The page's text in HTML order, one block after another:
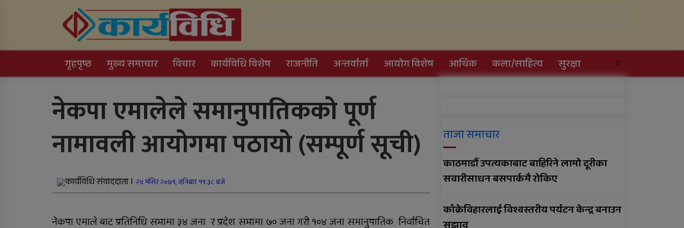
Online News Portal
गृहपृष्ठ
मुख्य समाचार विचार कार्यविधि विशेष राजनीति अन्तर्वार्ता आयोग विशेष आर्थिक कला/साहित्य सुरक्षा
काठमाडौं उपत्यकाबाट
बाहिरिने लामो दूरीका
सवारीसाधन बसपार्कमै रोकिए
काँक्रेविहारलाई विश्वस्तरीय
पर्यटन केन्द्र बनाउन सुझाव
शल्यक्रिया सफल
प्रतिबद्धता
प्रदेशमै पहिलो प्रविधिमैत्री बन्दै
विरेन्द्रनगर
कर्णालीमा विपद् प्रतिकार्य रुकुम पश्चिमका छ स्थानीय सार्वजनिक बिदामा पनि सेवा
नेकपा एमालेले समानुपातिकको पूर्ण
नामावली आयोगमा पठायो (सम्पूर्ण सूची)
कार्यविधि संवाददाता । २४ मंसिर २०७९, शनिबार १९:३८ बजे
नेकपा एमाले बाट प्रतिनिधि सभामा ३४ जना र प्रदेश सभामा ७० जना गरी १०४ जना समानुपातिक निर्वाचित
ताजा समाचार
काठमाडौं उपत्यकाबाट बाहिरिने लामो दूरीका
सवारीसाधन बसपार्कमै रोकिए
काँक्रेविहारलाई विश्वस्तरीय पर्यटन केन्द्र बनाउन